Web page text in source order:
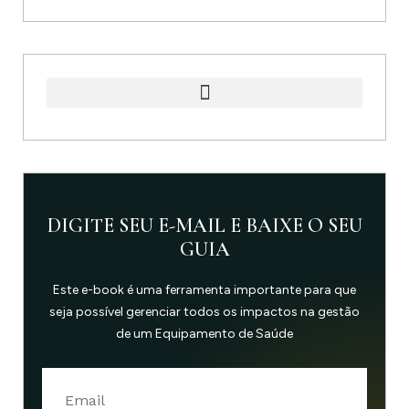
DIGITE SEU E-MAIL E BAIXE O SEU
GUIA
Este e-book é uma ferramenta importante para que
seja possível gerenciar todos os impactos na gestão
de um Equipamento de Saúde